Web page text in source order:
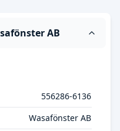
AB
556286-6136
Wasafönster AB